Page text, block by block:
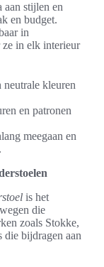
aan stijlen en
en budget.
in
in elk interieur
kleuren
en patronen
meegaan en
is het
die
zoals Stokke,
die bijdragen aan